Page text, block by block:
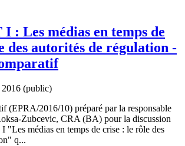
: Les médias en temps de
des autorités de régulation -
2016 (public)
(EPRA/2016/10) préparé par la responsable
Zubcevic, CRA (BA) pour la discussion
"Les médias en temps de crise : le rôle des
q...